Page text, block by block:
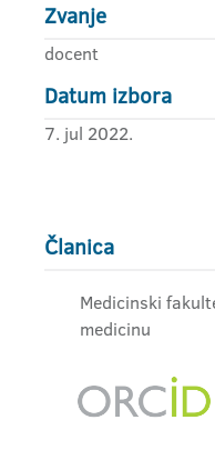
Zvanje
docent
Datum izbora
7. jul 2022.
Članica
Medicinski
medicinu